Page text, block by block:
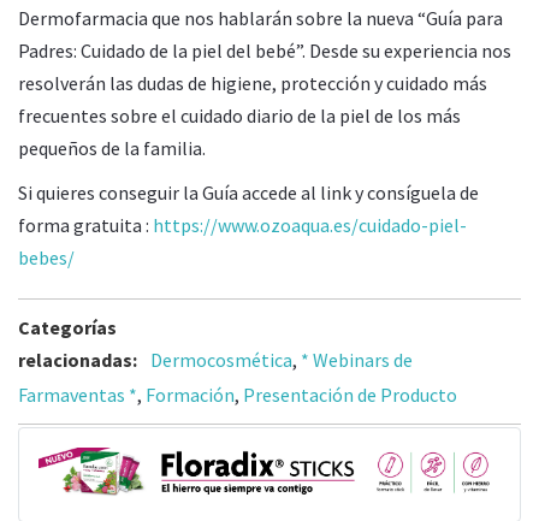
Dermofarmacia que nos hablarán sobre la nueva “Guía para
Padres: Cuidado de la piel del bebé”. Desde su experiencia nos
resolverán las dudas de higiene, protección y cuidado más
frecuentes sobre el cuidado diario de la piel de los más
pequeños de la familia.
Si quieres conseguir la Guía accede al link y consíguela de
forma gratuita : https://www.ozoaqua.es/cuidado-piel-
bebes/
Categorías
relacionadas: Dermocosmética, * Webinars de
Farmaventas *, Formación, Presentación de Producto